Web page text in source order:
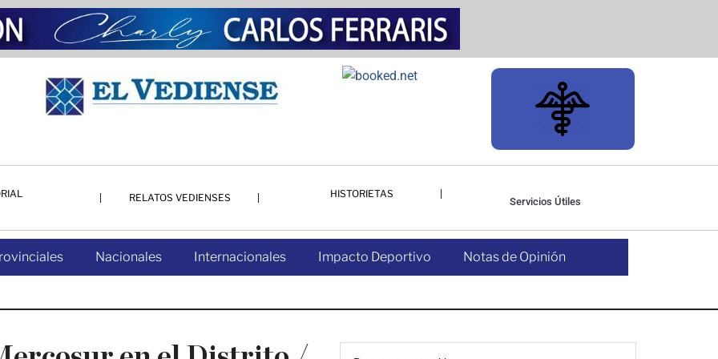
RELATOS VEDIENSES HISTORIETAS
Servicios Útiles
Nacionales Internacionales Impacto Deportivo Notas de Opinión